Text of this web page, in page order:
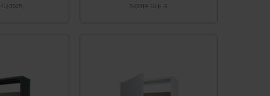
1U-350B S-CO19-1U-H-G